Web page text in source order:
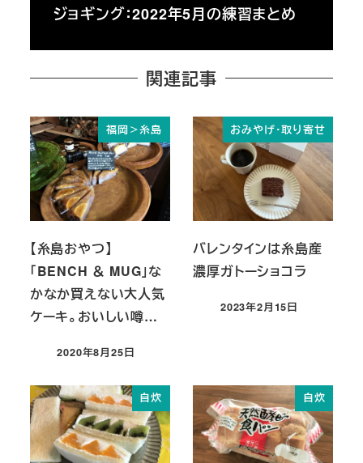
ジョギング：2022年5月の練習まとめ
関連記事
福岡＞糸島
【糸島おやつ】
「BENCH ＆ MUG」な
かなか買えない大人気
ケーキ。おいしい噂…
投稿日
2020年8月25日
おみやげ・取り寄せ
バレンタインは糸島産
濃厚ガトーショコラ
投稿日
2023年2月15日
自炊 自炊